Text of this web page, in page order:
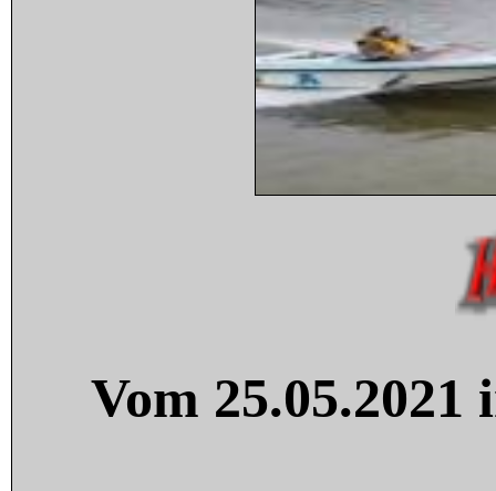
Vom